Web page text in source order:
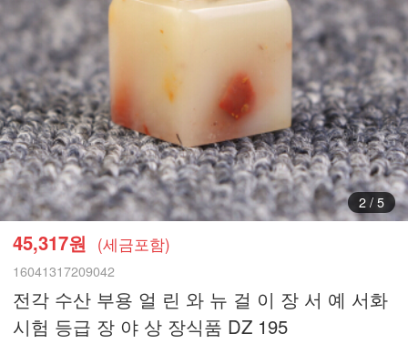
2/ 5
45,317원 (세금포함)
16041317209042
전각 수산 부용 얼 린 와 뉴 걸 이 장 서 예 서화
시험 등급 장 야 상 장식품 DZ 195